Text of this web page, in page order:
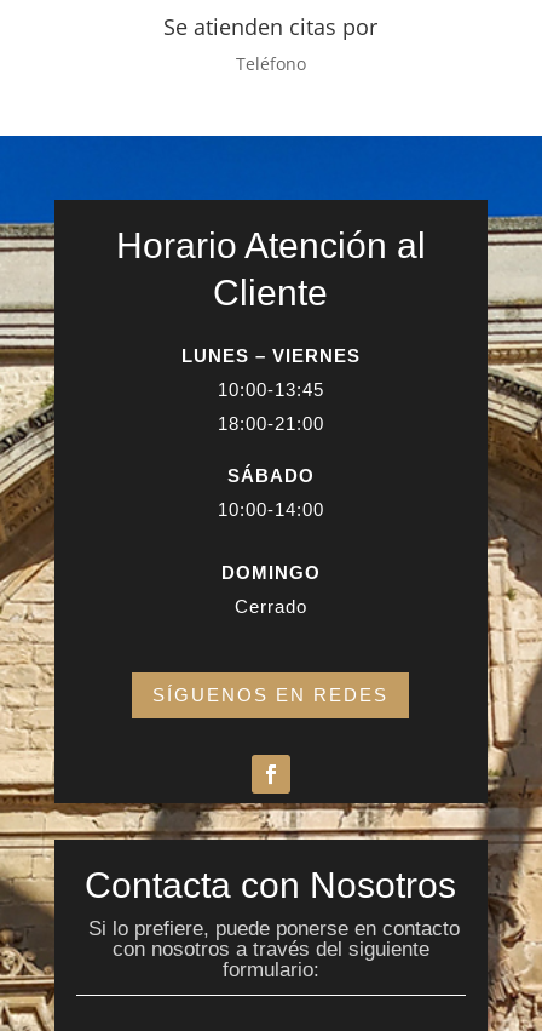
Se atienden citas por
Teléfono
Horario Atención al
Cliente
LUNES – VIERNES
10:00-13:45
18:00-21:00
SÁBADO
10:00-14:00
DOMINGO
Cerrado
SÍGUENOS EN REDES
Contacta con Nosotros
Si lo prefiere, puede ponerse en contacto
con nosotros a través del siguiente
formulario: